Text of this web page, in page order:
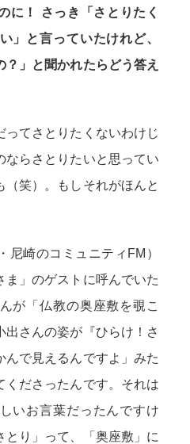
！ さっき「さとりたく
」と言っていたけれど、
？」と聞かれたらどう答え
ってさとりたくないわけじ
ならさとりたいと思ってい
（笑）。もしそれがほんと
尼崎のコミュニティFM）
ま」のゲストに呼んでいた
が「仏教の奥座敷を覗こ
出さんの姿が『ひらけ！さ
んで見えるんですよ」みた
くださったんです。それは
いお言葉だったんですけ
とり」って、「奥座敷」に